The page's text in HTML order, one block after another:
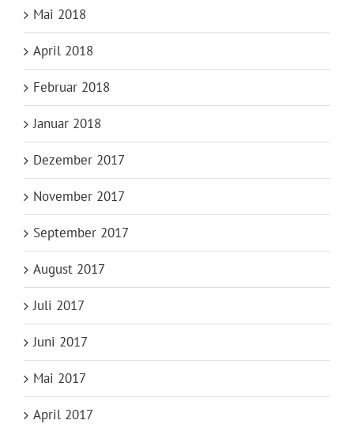
Mai 2018
April 2018
Februar 2018
Januar 2018
Dezember 2017
November 2017
September 2017
August 2017
Juli 2017
Juni 2017
Mai 2017
April 2017